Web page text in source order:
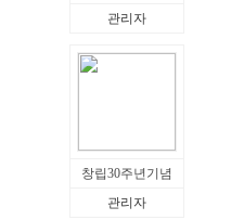
관리자
창립30주년기념
관리자